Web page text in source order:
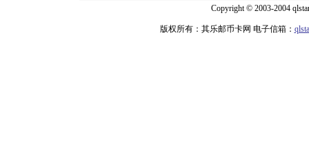
Copyright © 2003-2004
版权所有：其乐邮币卡网 电子信箱：